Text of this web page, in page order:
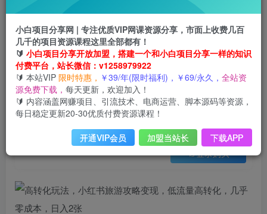
1年前更新
关注
0 598 34
此内容为会员免费，请付费后查看
云币3 限时特惠
云币 99
年VIP免费 终身VIP会员免费
登录购买
会员免费 已售 22
小白项目分享网 | 专注优质VIP网课资源分享，市面上收费几百
几千的项目资源课程这里全部都有！
🔰 小白项目分享开放加盟，搭建一个和小白项目分享一样的知识
付费平台，站长微信：v1258979922
🔰 本站VIP 限时特惠， ￥39/年(限时福利)，￥69/永久， 全站资
源免费下载， 每天更新，欢迎加入！
🔰 内容涵盖网赚项目、引流技术、电商运营、脚本源码等资源，
每日稳定更新20-30优质付费资源课程！
开通VIP会员 加盟当站长 下载APP